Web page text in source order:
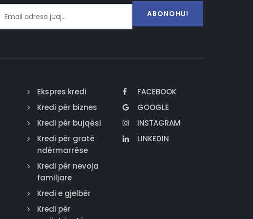
ABONOHU!
Ekspres kredi
Kredi për biznes
Kredi për bujqësi
Kredi për gratë
ndërmarrëse
Kredi për nevoja
familjare
Kredi e gjelbër
Kredi për
FACEBOOK
GOOGLE
INSTAGRAM
LINKEDIN